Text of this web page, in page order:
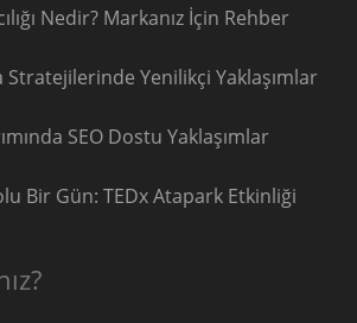
Nedir? Markanız İçin Rehber
Yenilikçi Yaklaşımlar
SEO Dostu Yaklaşımlar
Bir Gün: TEDx Atapark Etkinliği